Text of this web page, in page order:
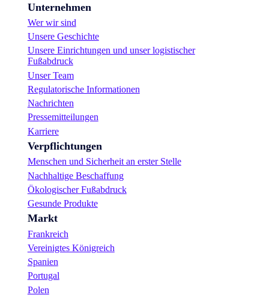
d
e
m
i
e
:
U
n
t
e
r
ü
t
z
u
n
g
r
d
i
Unternehmen
Wer wir sind
Unsere Geschichte
Unsere Einrichtungen und unser logistischer
Fußabdruck
Unser Team
Regulatorische Informationen
Nachrichten
Pressemitteilungen
Karriere
Verpflichtungen
Menschen und Sicherheit an erster Stelle
Nachhaltige Beschaffung
Ökologischer Fußabdruck
Gesunde Produkte
Markt
Frankreich
Vereinigtes Königreich
Spanien
Portugal
Polen